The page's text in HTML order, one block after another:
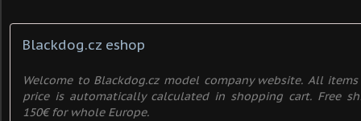
Blackdog.cz eshop
Welcome to Blackdog.cz model company website. All
price is automatically calculated in shopping cart. Free
150€ for whole Europe.